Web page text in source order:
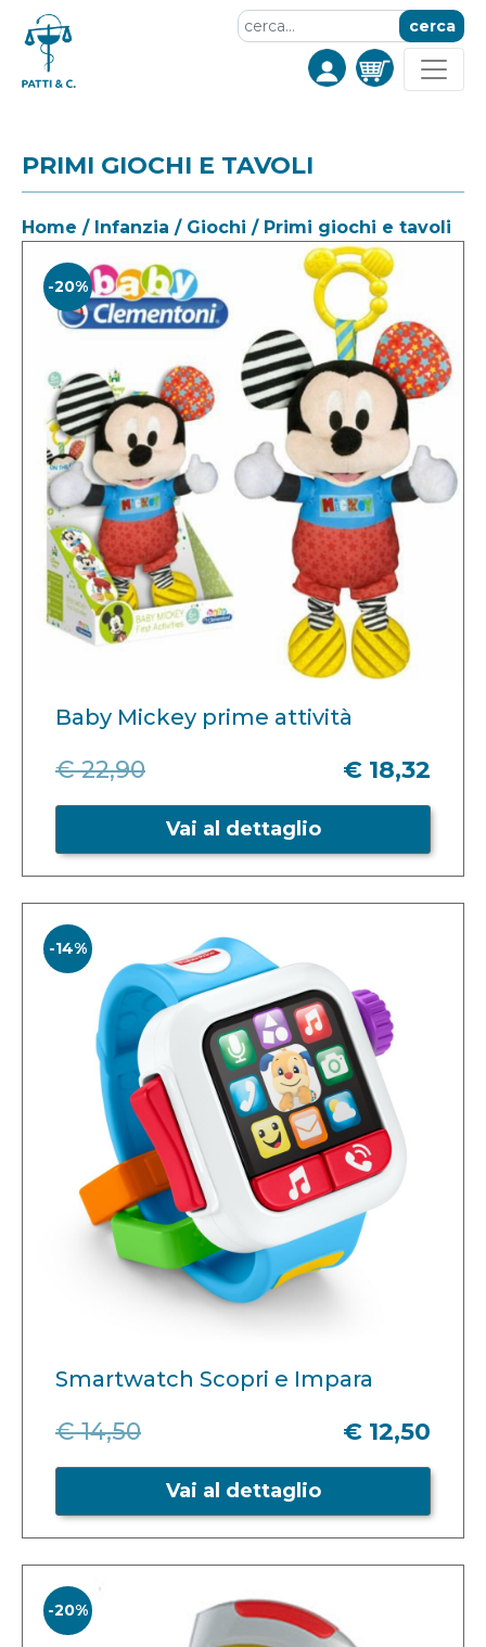
cerca
PRIMI GIOCHI E TAVOLI
Home / Infanzia / Giochi / Primi giochi e tavoli
-20%
Baby Mickey prime attività
€ 22,90 € 18,32
Vai al dettaglio
-14%
Smartwatch Scopri e Impara
€ 14,50 € 12,50
Vai al dettaglio
-20%